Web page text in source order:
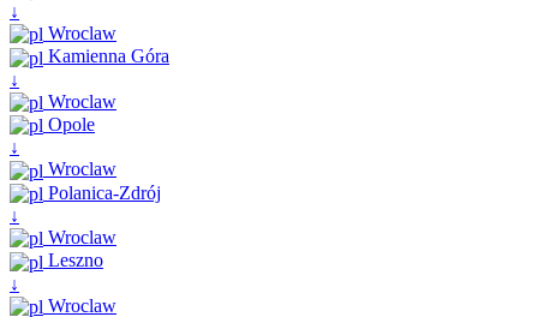
↓
Wroclaw
Kamienna Góra
↓
Wroclaw
Opole
↓
Wroclaw
Polanica-Zdrój
↓
Wroclaw
Leszno
↓
Wroclaw